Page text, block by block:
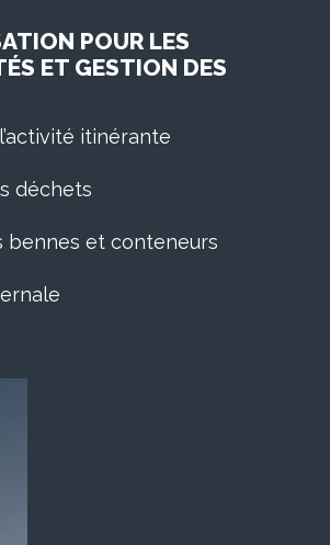
POUR LES
ET GESTION DES
itinérante
déchets
bennes et conteneurs